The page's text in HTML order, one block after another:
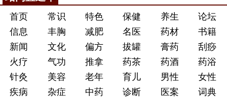
首页 常识 特色 保健 养生
论坛
信息
丰胸 减肥 名医 药材
书籍
新闻
文化 偏方 拔罐 膏药
刮痧
火疗
气功 推拿 药茶 药酒
药浴
针灸
美容 老年 育儿 男性
女性
疾病
杂症 中药 诊断 医案
词典